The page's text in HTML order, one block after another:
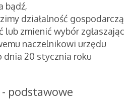
bądź,
działalność gospodarczą
lub zmienić wybór zgłaszając
naczelnikowi urzędu
dnia 20 stycznia roku
podstawowe